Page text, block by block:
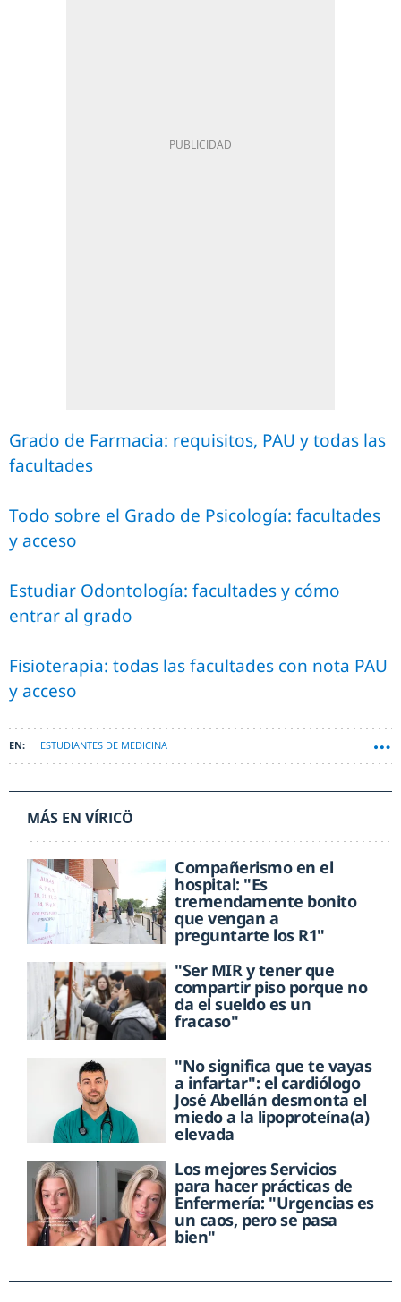
Grado de Farmacia: requisitos, PAU y todas las
facultades
Todo sobre el Grado de Psicología: facultades
y acceso
Estudiar Odontología: facultades y cómo
entrar al grado
Fisioterapia: todas las facultades con nota PAU
y acceso
ESTUDIANTES DE MEDICINA
MÁS EN VÍRICÖ
Compañerismo en el
hospital: "Es
tremendamente bonito
que vengan a
preguntarte los R1"
"Ser MIR y tener que
compartir piso porque no
da el sueldo es un
fracaso"
"No significa que te vayas
a infartar": el cardiólogo
José Abellán desmonta el
miedo a la lipoproteína(a)
elevada
Los mejores Servicios
para hacer prácticas de
Enfermería: "Urgencias es
un caos, pero se pasa
bien"